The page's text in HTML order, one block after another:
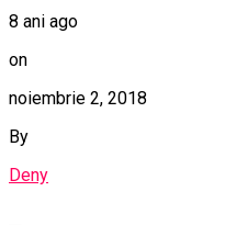
8 ani ago
on
noiembrie 2, 2018
By
Deny